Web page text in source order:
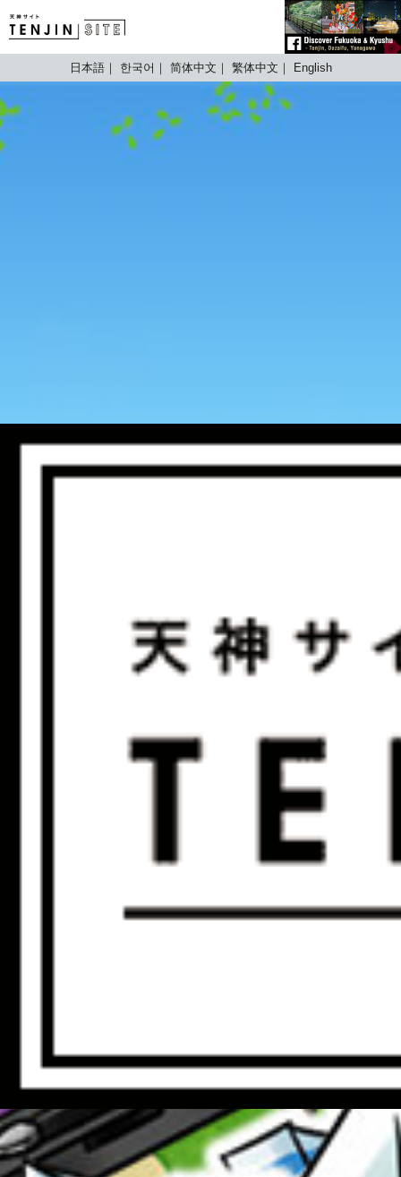
TENJIN SITE
日本語 한국어 简体中文 繁体中文 English